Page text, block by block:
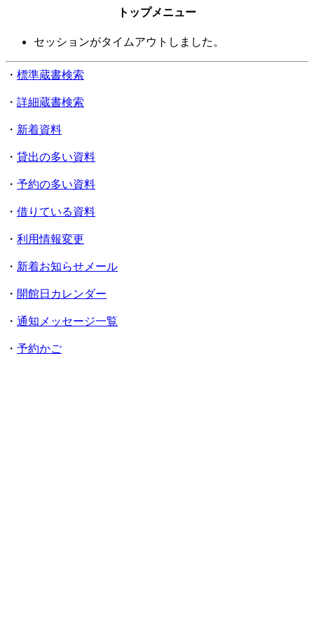
トップメニュー
セッションがタイムアウトしました。
・ 標準蔵書検索
・ 詳細蔵書検索
・ 新着資料
・ 貸出の多い資料
・ 予約の多い資料
・ 借りている資料
・ 利用情報変更
・ 新着お知らせメール
・ 開館日カレンダー
・ 通知メッセージ一覧
・ 予約かご